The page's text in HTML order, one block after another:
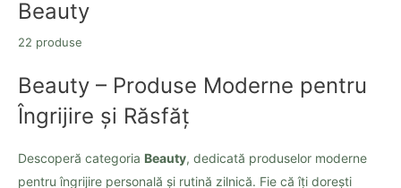
Beauty
22 produse
Beauty – Produse Moderne pentru
Îngrijire și Răsfăț
Descoperă categoria Beauty, dedicată produselor moderne
pentru îngrijire personală și rutină zilnică. Fie că îți dorești